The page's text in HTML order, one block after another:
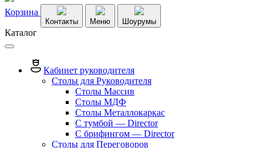
Корзина
Контакты Меню Шоурумы
Каталог
Кабинет руководителя
Столы для Руководителя
Столы Массив
Столы МДФ
Столы Металлокаркас
С тумбой — Director
C брифингом — Director
Столы для Переговоров